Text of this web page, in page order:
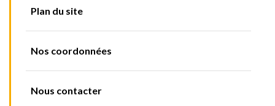
Plan du site
Nos coordonnées
Nous contacter